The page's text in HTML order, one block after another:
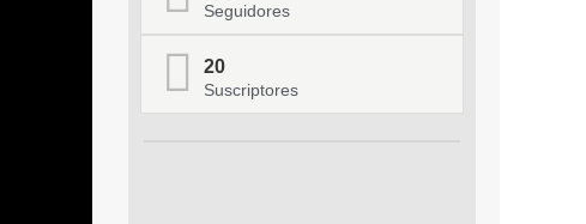
Seguidores
20
Suscriptores